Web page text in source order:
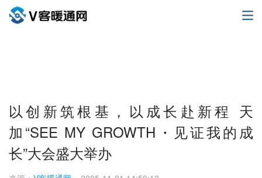
以创新筑根基，以成长赴新程 天
加“SEE MY GROWTH・见证我的成
长”大会盛大举办